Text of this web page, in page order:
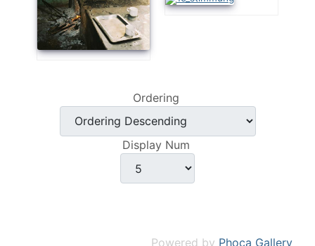
Ordering
Display Num
Powered by Phoca Gallery